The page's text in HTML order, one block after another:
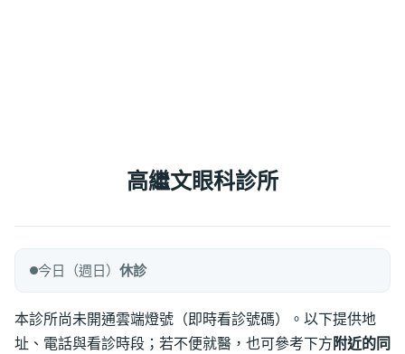
高繼文眼科診所
今日（週日） 休診
本診所尚未開通雲端燈號（即時看診號碼）。以下提供地
址、電話與看診時段；若不便就醫，也可參考下方 附近的同